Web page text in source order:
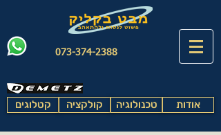
073-374-2388
קטלוגים קולקציה טכנולוגיה אודות